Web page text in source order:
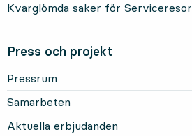
Kvarglömda saker för Serviceresor
Press och projekt
Pressrum
Samarbeten
Aktuella erbjudanden